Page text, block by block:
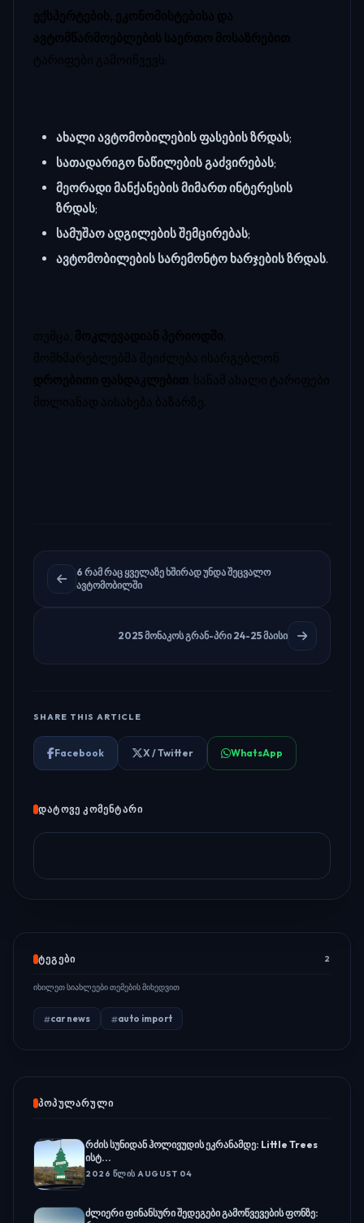
ექსპერტების, ეკონომისტებისა და
ავტომწარმოებლების საერთო მოსაზრებით,
ტარიფები გამოიწვევს:
ახალი ავტომობილების ფასების ზრდას;
სათადარიგო ნაწილების გაძვირებას;
მეორადი მანქანების მიმართ ინტერესის
ზრდას;
სამუშაო ადგილების შემცირებას;
ავტომობილების სარემონტო ხარჯების ზრდას.
თუმცა, მოკლევადიან პერიოდში,
მომხმარებლებმა შეიძლება ისარგებლონ
დროებითი ფასდაკლებით, სანამ ახალი ტარიფები
მთლიანად აისახება ბაზარზე.
6 რამ რაც ყველაზე ხშირად უნდა შეცვალო
ავტომობილში
2025 მონაკოს გრან-პრი 24-25 მაისი
SHARE THIS ARTICLE
Facebook X / Twitter WhatsApp
ᲓᲐᲢᲝᲕᲔ ᲙᲝᲛᲔᲜᲢᲐᲠᲘ
ᲢᲔᲒᲔᲑᲘ 2
იხილეთ სიახლეები თემების მიხედვით
car news auto import
ᲞᲝᲞᲣᲚᲐᲠᲣᲚᲘ
რძის სუნიდან ჰოლივუდის ეკრანამდე: Little Trees
ისტ...
2026 ᲬᲚᲘᲡ AUGUST 04
ძლიერი ფინანსური შედეგები გამოწვევების ფონზე: